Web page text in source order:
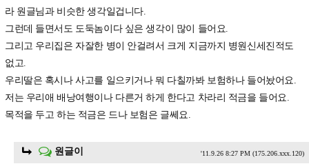
라 원글님과 비슷한 생각일겁니다.
그런데 들면서도 도둑놈이다 싶은 생각이 많이 들어요.
그리고 우리집은 자잘한 병이 안걸려서 크게 지금까지 병원신세진적도
없고.
우리딸은 혹시나 사고를 일으키거나 뭐 다칠까봐 보험하나 들어놨어요.
저는 우리애 배낭여행이나 다른거 하게 한다고 차라리 적금을 들어요.
목적을 두고 하는 적금은 드나 보험은 글쎄요.
원글이 '11.9.26 8:27 PM (175.206.xxx.120)